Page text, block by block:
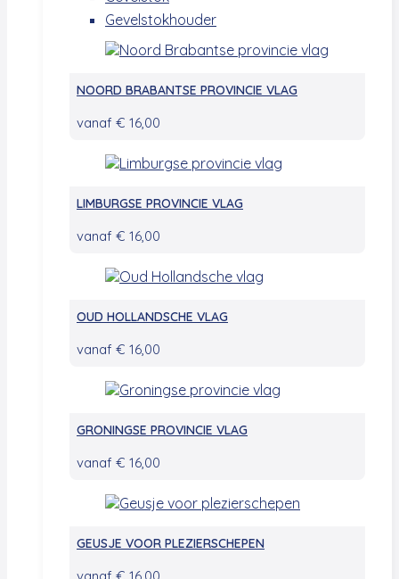
Gevelstokhouder
NOORD BRABANTSE PROVINCIE VLAG
vanaf € 16,00
LIMBURGSE PROVINCIE VLAG
vanaf € 16,00
OUD HOLLANDSCHE VLAG
vanaf € 16,00
GRONINGSE PROVINCIE VLAG
vanaf € 16,00
GEUSJE VOOR PLEZIERSCHEPEN